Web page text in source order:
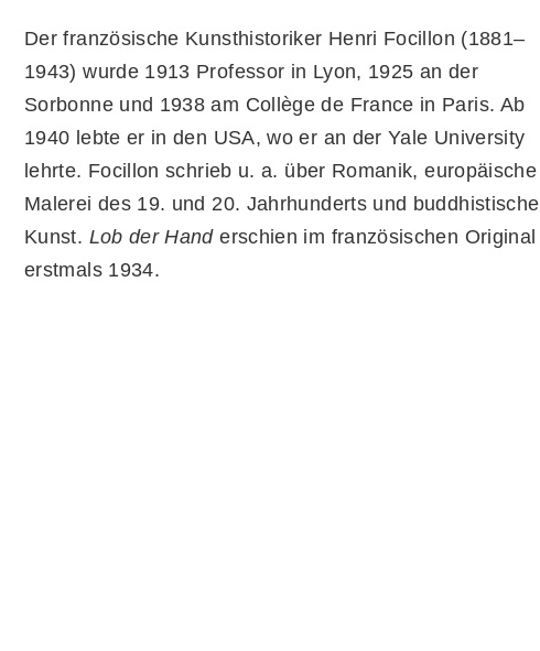
Der französische Kunsthistoriker Henri Focillon (1881–
1943) wurde 1913 Professor in Lyon, 1925 an der
Sorbonne und 1938 am Collège de France in Paris. Ab
1940 lebte er in den USA, wo er an der Yale University
lehrte. Focillon schrieb u. a. über Romanik, europäische
Malerei des 19. und 20. Jahrhunderts und buddhistische
Kunst. Lob der Handerschien im französischen Original
erstmals 1934.